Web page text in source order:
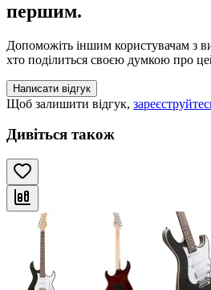
першим.
Допоможіть іншим користувачам з
хто поділиться своєю думкою про
Написати відгук
Щоб залишити відгук,
Дивіться також